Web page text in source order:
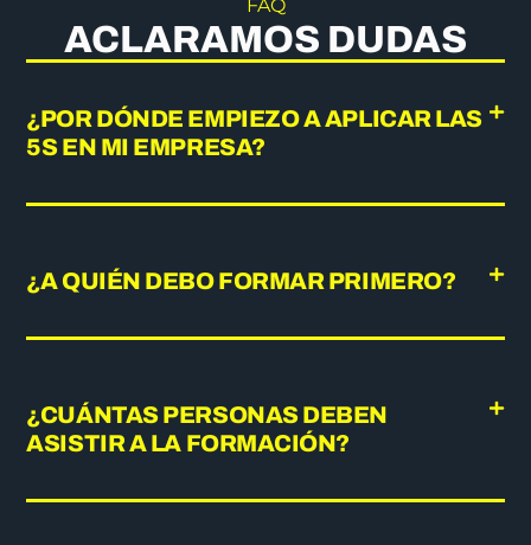
FAQ
ACLARAMOS DUDAS
¿POR DÓNDE EMPIEZO A APLICAR LAS
5S EN MI EMPRESA?
¿A QUIÉN DEBO FORMAR PRIMERO?
¿CUÁNTAS PERSONAS DEBEN
ASISTIR A LA FORMACIÓN?